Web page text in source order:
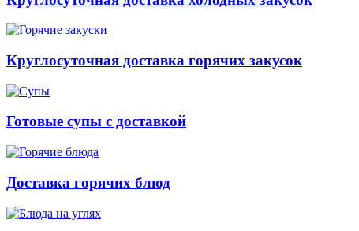
Круглосуточная доставка горячих закусок
Готовые супы с доставкой
Доставка горячих блюд